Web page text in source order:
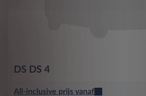
DS DS 4
All-inclusive prijs vanaf